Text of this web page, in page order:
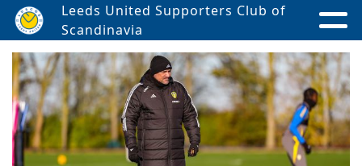
Leeds United Supporters Club of
Scandinavia